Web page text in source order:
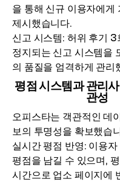
을 통해 신규 이용자에게
제시했습니다.
신고 시스템: 허위 후기 3
정지되는 신고 시스템을
의 품질을 엄격하게 관리
평점 시스템과 관리
관성
오피스타는 객관적인 데
보의 투명성을 확보했습
실시간 평점 반영: 이용
평점을 남길 수 있으며,
시간으로 업소 페이지에